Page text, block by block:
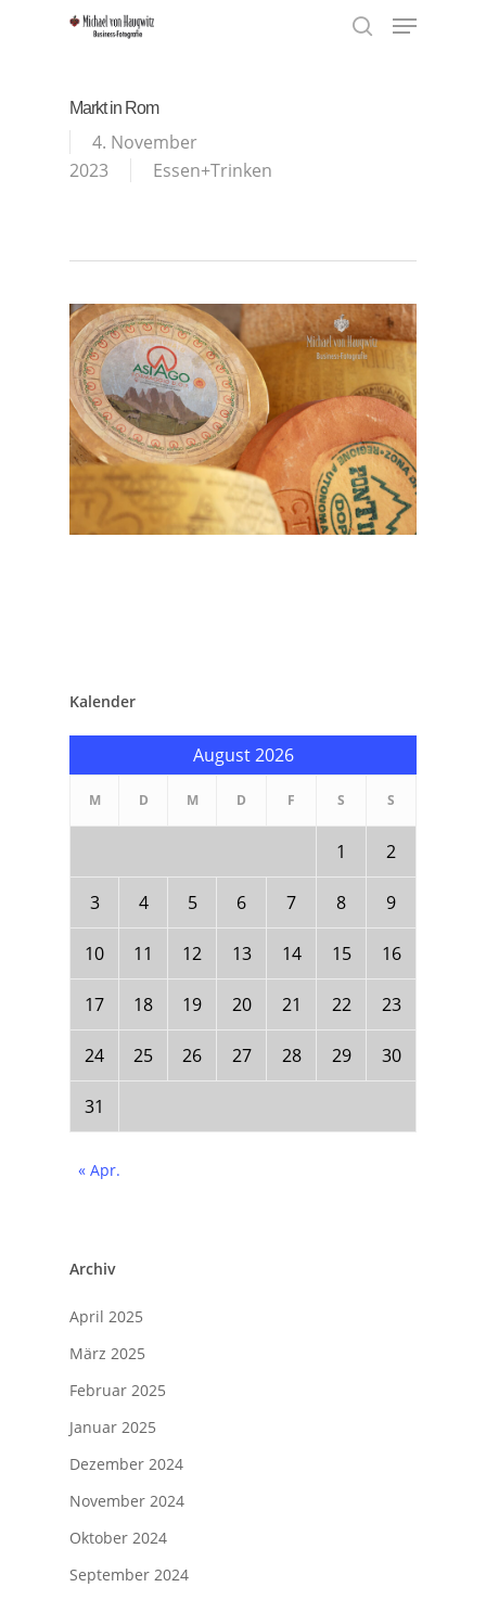
Menu
Markt in Rom
4. November
2023
Essen+Trinken
Kalender
August 2026
M D M D F S S
1 2
3 4 5 6 7 8 9
10 11 12 13 14 15 16
17 18 19 20 21 22 23
24 25 26 27 28 29 30
31
« Apr.
Archiv
April 2025
März 2025
Februar 2025
Januar 2025
Dezember 2024
November 2024
Oktober 2024
September 2024